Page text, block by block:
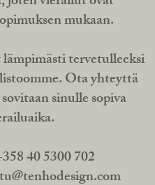
mukaan.
tervetulleeksi
Ota yhteyttä
sinulle sopiva
40 5300 702